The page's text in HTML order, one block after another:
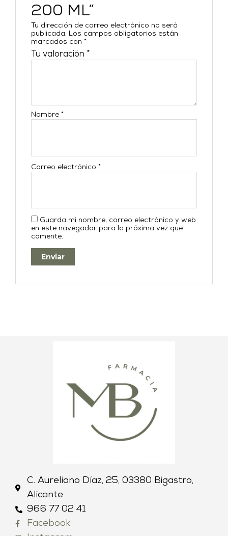
200 ML”
Tu dirección de correo electrónico no será
publicada. Los campos obligatorios están
marcados con*
Tu valoración *
Nombre*
Correo electrónico*
Guarda mi nombre, correo electrónico y web
en este navegador para la próxima vez que
comente.
C. Aureliano Díaz, 25, 03380 Bigastro,
Alicante
966 77 02 41
Facebook